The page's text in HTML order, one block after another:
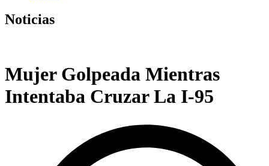
Noticias
Mujer Golpeada Mientras
Intentaba Cruzar La I-95